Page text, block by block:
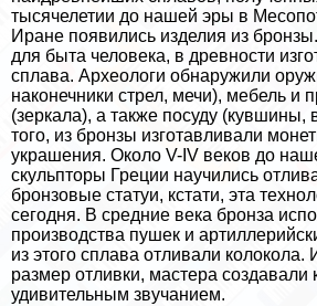
тысячелетии до нашей эры в
Иране появились изделия из
для быта человека, в древности
сплава. Археологи обнаружили
наконечники стрел, мечи), мебель и
(зеркала), а также посуду (кувшины,
того, из бронзы изготавливали
украшения. Около V-IV веков до
скульпторы Греции научились
бронзовые статуи, кстати, эта
сегодня. В средние века бронза
производства пушек и
из этого сплава отливали колокола.
размер отливки, мастера создавали
удивительным звучанием.